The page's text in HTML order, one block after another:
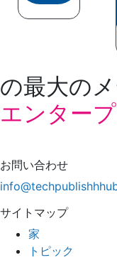
の最大の
エンター
お問い合わせ
サイトマップ
家
トピック